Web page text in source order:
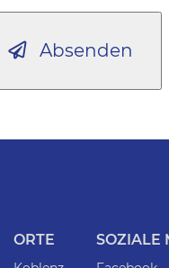
Absenden
ORTE SOZIALE